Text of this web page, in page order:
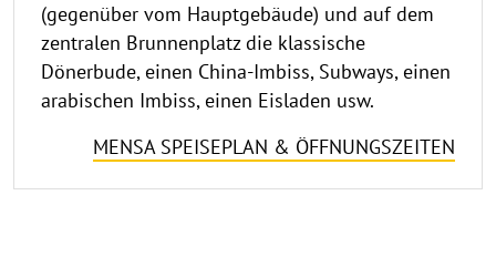
(gegenüber vom Hauptgebäude) und auf dem
zentralen Brunnenplatz die klassische
Dönerbude, einen China-Imbiss, Subways, einen
arabischen Imbiss, einen Eisladen usw.
MENSA SPEISEPLAN & ÖFFNUNGSZEITEN